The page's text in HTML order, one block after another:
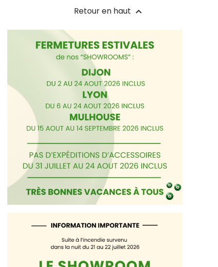
Retour en haut 